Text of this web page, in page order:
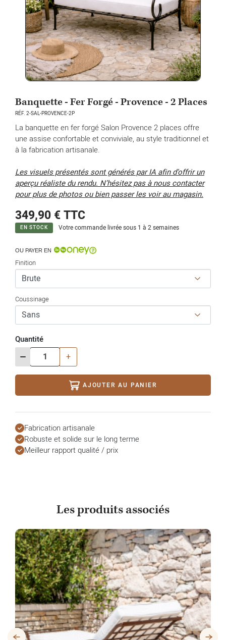
Banquette - Fer Forgé - Provence - 2 Places
RÉF. 2-SAL-PROVENCE-2P
La banquette en fer forgé Salon Provence 2 places offre
une assise confortable et conviviale, au style traditionnel et
à la fabrication artisanale.
Les visuels présentés sont générés par IA afin d’offrir un
aperçu réaliste du rendu. N’hésitez pas à nous contacter
pour plus de photos ou bien passer les voir au magasin.
349,90 €TTC
EN STOCK Votre commande livrée sous 1 à 2 semaines
OU PAYER EN
Finition
Coussinage
Quantité
- +
AJOUTER AU PANIER
Fabrication artisanale
Robuste et solide sur le long terme
Meilleur rapport qualité / prix
Les produits associés